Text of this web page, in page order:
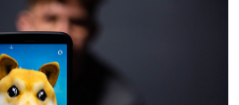
这
A. Sure. That's the
way the startup market
operates!